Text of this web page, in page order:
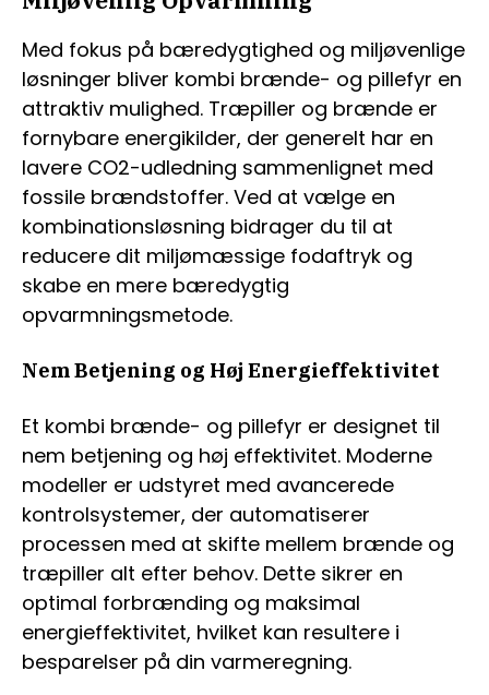
Med fokus på bæredygtighed og miljøvenlige
løsninger bliver kombi brænde- og pillefyr en
attraktiv mulighed. Træpiller og brænde er
fornybare energikilder, der generelt har en
lavere CO2-udledning sammenlignet med
fossile brændstoffer. Ved at vælge en
kombinationsløsning bidrager du til at
reducere dit miljømæssige fodaftryk og
skabe en mere bæredygtig
opvarmningsmetode.
Nem Betjening og Høj Energieffektivitet
Et kombi brænde- og pillefyr er designet til
nem betjening og høj effektivitet. Moderne
modeller er udstyret med avancerede
kontrolsystemer, der automatiserer
processen med at skifte mellem brænde og
træpiller alt efter behov. Dette sikrer en
optimal forbrænding og maksimal
energieffektivitet, hvilket kan resultere i
besparelser på din varmeregning.